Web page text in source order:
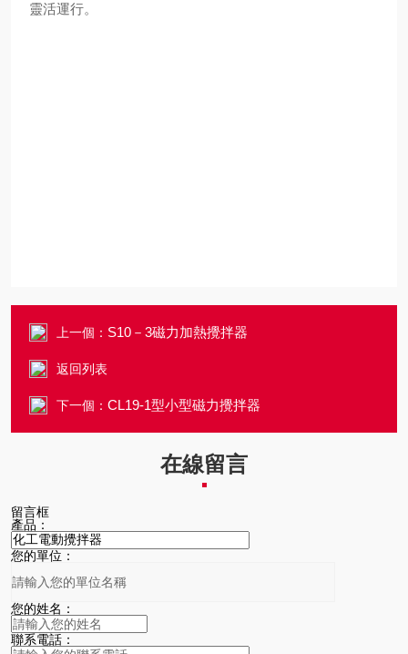
靈活運行。
上一個： S10－3磁力加熱攪拌器
返回列表
下一個： CL19-1型小型磁力攪拌器
在線留言
留言框
產品：
您的單位：
您的姓名：
聯系電話：